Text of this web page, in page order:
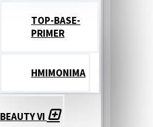
TOP-BASE-
PRIMER
ΗΜΙΜΟΝΙΜΑ
BEAUTY VI